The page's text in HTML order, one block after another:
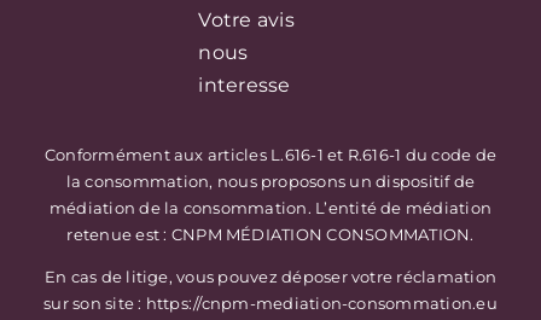
Votre avis
nous
interesse
Conformément aux articles L.616-1 et R.616-1 du code de
la consommation, nous proposons un dispositif de
médiation de la consommation. L’entité de médiation
retenue est : CNPM MÉDIATION CONSOMMATION.
En cas de litige, vous pouvez déposer votre réclamation
sur son site : https://cnpm-mediation-consommation.eu